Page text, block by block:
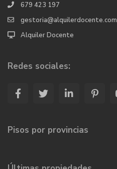
679 423 197
gestoria@alquilerdocente.com
Alquiler Docente
Redes sociales:
Pisos por provincias